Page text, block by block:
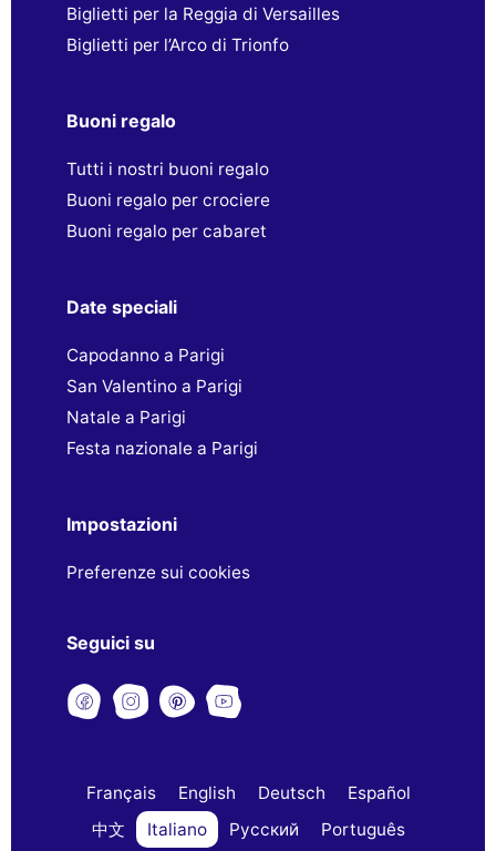
Biglietti per la Reggia di Versailles
Biglietti per l’Arco di Trionfo
Buoni regalo
Tutti i nostri buoni regalo
Buoni regalo per crociere
Buoni regalo per cabaret
Date speciali
Capodanno a Parigi
San Valentino a Parigi
Natale a Parigi
Festa nazionale a Parigi
Impostazioni
Preferenze sui cookies
Seguici su
Français English Deutsch
Español
中文
Italiano Русский Português